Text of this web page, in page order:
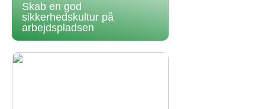
Skab en god
sikkerhedskultur på
arbejdspladsen